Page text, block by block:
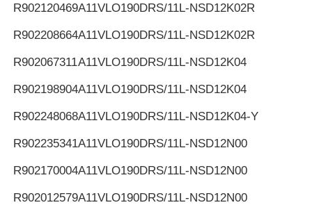
R902120469A11VLO190DRS/11L-NSD12K02R
R902208664A11VLO190DRS/11L-NSD12K02R
R902067311A11VLO190DRS/11L-NSD12K04
R902198904A11VLO190DRS/11L-NSD12K04
R902248068A11VLO190DRS/11L-NSD12K04-Y
R902235341A11VLO190DRS/11L-NSD12N00
R902170004A11VLO190DRS/11L-NSD12N00
R902012579A11VLO190DRS/11L-NSD12N00